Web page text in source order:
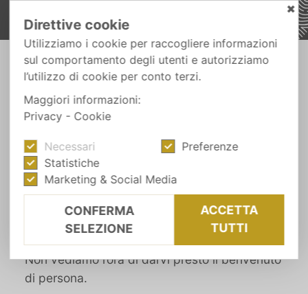
PRENOTAZIONE ONLINE
A presto!
Siamo lieti che stiate pianificando il vostro
soggiorno al Wiesnerhof.
Quiprenotate direttamente
con assistenza personalizzata e garanzia del
miglior prezzo.
Non vediamo l’ora di darvi presto il benvenuto
di persona.
✖
Direttive cookie
Utilizziamo i cookie per raccogliere informazioni
sul comportamento degli utenti e autorizziamo
l’utilizzo di cookie per conto terzi.
Maggiori informazioni:
Privacy - Cookie
Necessari
Preferenze
Statistiche
Marketing & Social Media
CONFERMA
SELEZIONE
ACCETTA
TUTTI